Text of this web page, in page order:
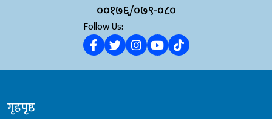
००१७६/०७९-०८०
Follow Us:
गृहपृष्ठ